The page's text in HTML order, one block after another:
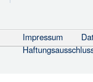
Impressum